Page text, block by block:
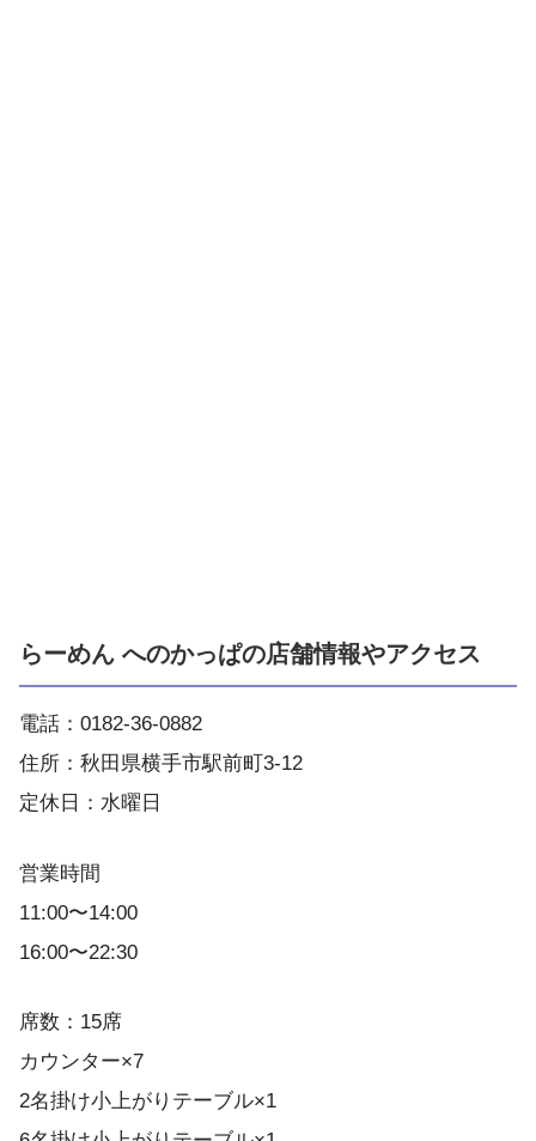
らーめん へのかっぱの店舗情報やアクセス
電話：0182-36-0882
住所：秋田県横手市駅前町3-12
定休日：水曜日
営業時間
11:00〜14:00
16:00〜22:30
席数：15席
カウンター×7
2名掛け小上がりテーブル×1